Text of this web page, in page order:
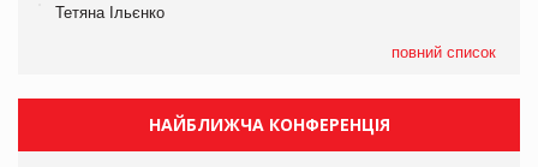
Тетяна Ільєнко
повний список
НАЙБЛИЖЧА КОНФЕРЕНЦІЯ